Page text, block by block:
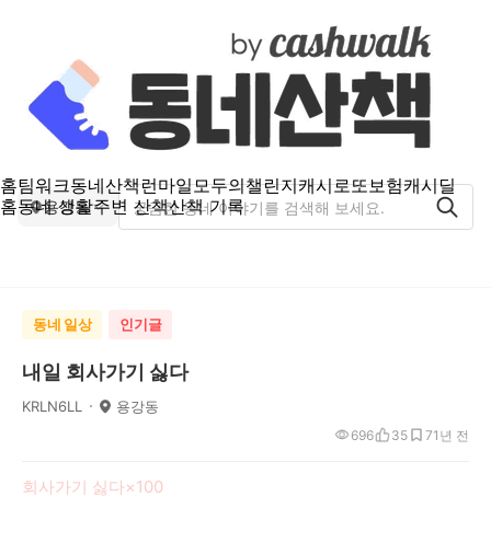
홈팀워크동네산책런마일모두의챌린지캐시로또보험캐시딜
홈동네 생활주변 산책산책 기록
용강동
동네 일상 인기글
내일 회사가기 싫다
KRLN6LL 용강동
1년 전
696 35 7
회사가기 싫다×100